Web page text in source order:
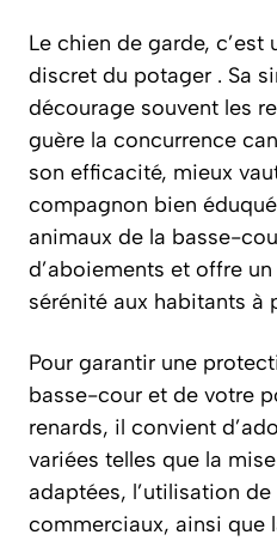
Le chien de garde,
discret du potager . Sa
décourage souvent les
guère la concurrence
son efficacité, mieux
compagnon bien
animaux de la basse-
d’aboiements et offre
sérénité aux habitants à
Pour garantir une
basse-cour et de votre
renards, il convient
variées telles que la
adaptées, l’utilisation
commerciaux, ainsi que